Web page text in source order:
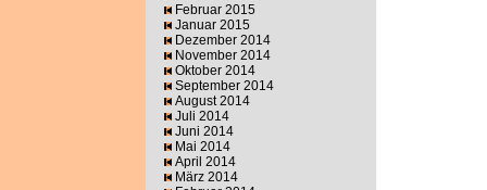
Februar 2015
Januar 2015
Dezember 2014
November 2014
Oktober 2014
September 2014
August 2014
Juli 2014
Juni 2014
Mai 2014
April 2014
März 2014